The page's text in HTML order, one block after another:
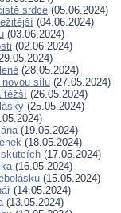
srdce (05.06.2024)
(04.06.2024)
(03.06.2024)
(02.06.2024)
(28.05.2024)
novou sílu (27.05.2024)
těžší (26.05.2024)
(25.05.2024)
(19.05.2024)
(18.05.2024)
skutcích (17.05.2024)
(16.05.2024)
(15.05.2024)
(14.05.2024)
(13.05.2024)